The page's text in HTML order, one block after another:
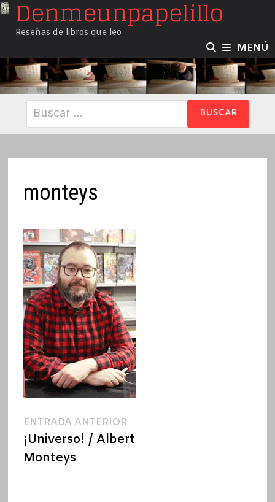
SaltarDenmeunpapelillo
Reseñas de libros que leo
MENÚ
Buscar:
monteys
Navegación
de
entradas
ENTRADA ANTERIOREntrada
anterior:
¡Universo! / Albert
Monteys